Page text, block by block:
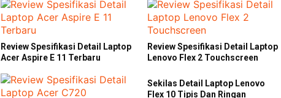
Review Spesifikasi Detail Laptop
Acer Aspire E 11 Terbaru
Review Spesifikasi Detail Laptop
Lenovo Flex 2 Touchscreen
Sekilas Detail Laptop Lenovo
Flex 10 Tipis Dan Ringan